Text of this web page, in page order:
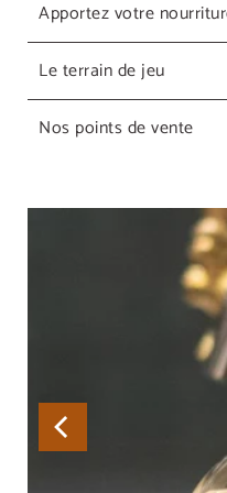
Apportez votre
Le terrain de jeu
Nos points de vente